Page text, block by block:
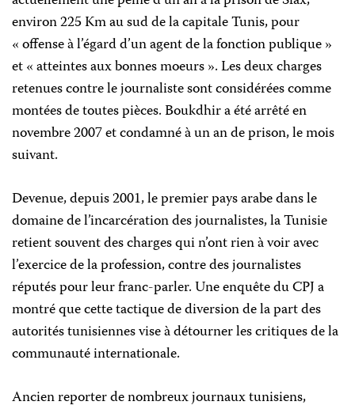
environ 225 Km au sud de la capitale Tunis, pour
« offense à l’égard d’un agent de la fonction publique »
et « atteintes aux bonnes moeurs ». Les deux charges
retenues contre le journaliste sont considérées comme
montées de toutes pièces. Boukdhir a été arrêté en
novembre 2007 et condamné à un an de prison, le mois
suivant.
Devenue, depuis 2001, le premier pays arabe dans le
domaine de l’incarcération des journalistes, la Tunisie
retient souvent des charges qui n’ont rien à voir avec
l’exercice de la profession, contre des journalistes
réputés pour leur franc-parler. Une enquête du CPJ a
montré que cette tactique de diversion de la part des
autorités tunisiennes vise à détourner les critiques de la
communauté internationale.
Ancien reporter de nombreux journaux tunisiens,